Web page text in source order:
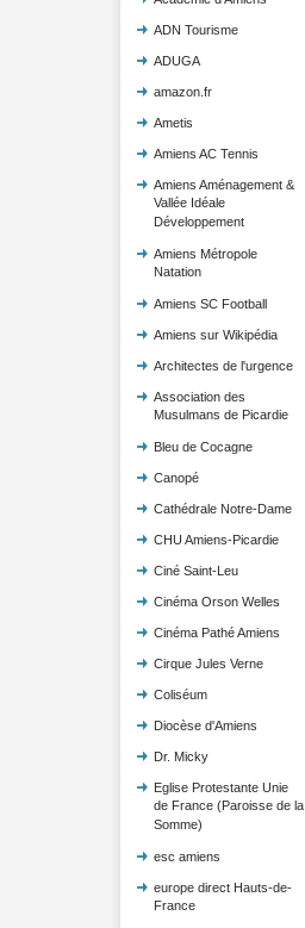
ADN Tourisme
ADUGA
amazon.fr
Ametis
Amiens AC Tennis
Amiens Aménagement &
Vallée Idéale
Développement
Amiens Métropole
Natation
Amiens SC Football
Amiens sur Wikipédia
Architectes de l'urgence
Association des
Musulmans de Picardie
Bleu de Cocagne
Canopé
Cathédrale Notre-Dame
CHU Amiens-Picardie
Ciné Saint-Leu
Cinéma Orson Welles
Cinéma Pathé Amiens
Cirque Jules Verne
Coliséum
Diocèse d'Amiens
Dr. Micky
Eglise Protestante Unie
de France (Paroisse de la
Somme)
esc amiens
europe direct Hauts-de-
France